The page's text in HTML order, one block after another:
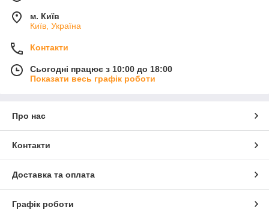
м. Київ
Київ, Україна
Контакти
Сьогодні працює з 10:00 до 18:00
Показати весь графік роботи
Про нас
Контакти
Доставка та оплата
Графік роботи